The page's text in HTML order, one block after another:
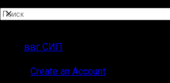
ввг СИП
Create an Account